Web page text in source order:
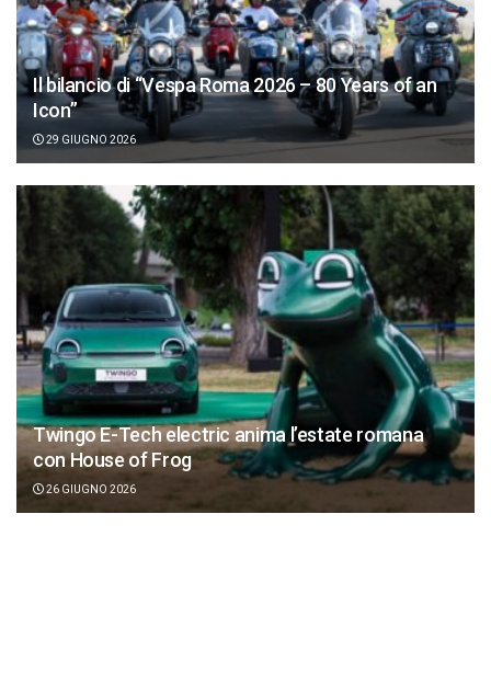
Il bilancio di “Vespa Roma 2026 – 80 Years of an
Icon”
29 GIUGNO 2026
Twingo E-Tech electric anima l’estate romana
con House of Frog
26 GIUGNO 2026